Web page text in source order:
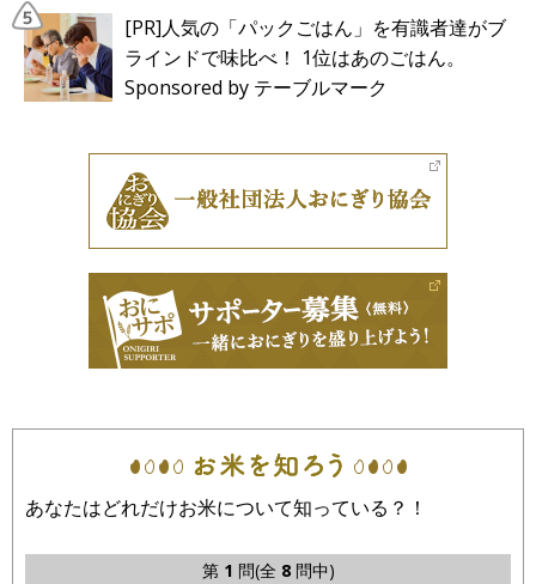
[PR]人気の「パックごはん」を有識者達がブ
ラインドで味比べ！ 1位はあのごはん。
Sponsored by テーブルマーク
あなたはどれだけお米について知っている？！
第 1 問(全 8問中)